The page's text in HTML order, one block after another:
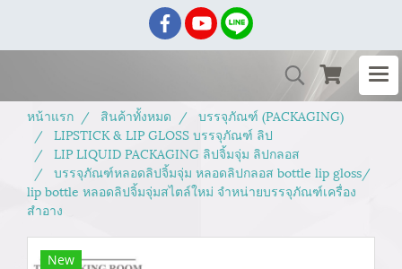
หน้าแรก สินค้าทั้งหมด
บรรจุภัณฑ์ (PACKAGING)
LIPSTICK & LIP GLOSS บรรจุภัณฑ์ ลิป
LIP LIQUID PACKAGING ลิปจิ้มจุ่ม ลิปกลอส
บรรจุภัณฑ์หลอดลิปจิ้มจุ่ม หลอดลิปกลอส bottle lip gloss/
lip bottle หลอดลิปจิ้มจุ่มสไตล์ใหม่ จำหน่ายบรรจุภัณฑ์เครื่อง
สำอาง
New